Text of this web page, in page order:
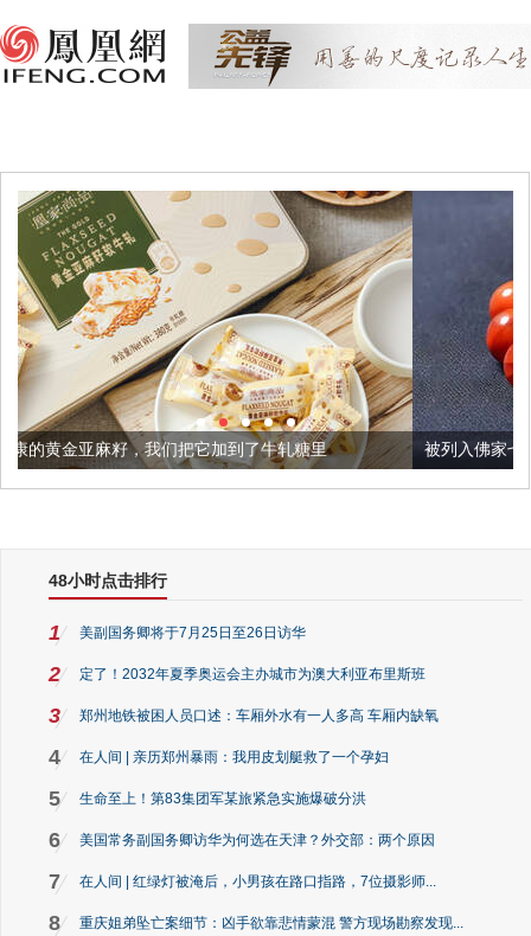
把它加到了牛轧糖里 被列入佛家七宝的它到底有多美？
48小时点击排行
1 美副国务卿将于7月25日至26日访华
2 定了！2032年夏季奥运会主办城市为澳大利亚布里斯班
3 郑州地铁被困人员口述：车厢外水有一人多高 车厢内缺氧
4 在人间 | 亲历郑州暴雨：我用皮划艇救了一个孕妇
5 生命至上！第83集团军某旅紧急实施爆破分洪
6 美国常务副国务卿访华为何选在天津？外交部：两个原因
7 在人间 | 红绿灯被淹后，小男孩在路口指路，7位摄影师...
8 重庆姐弟坠亡案细节：凶手欲靠悲情蒙混 警方现场勘察发现...